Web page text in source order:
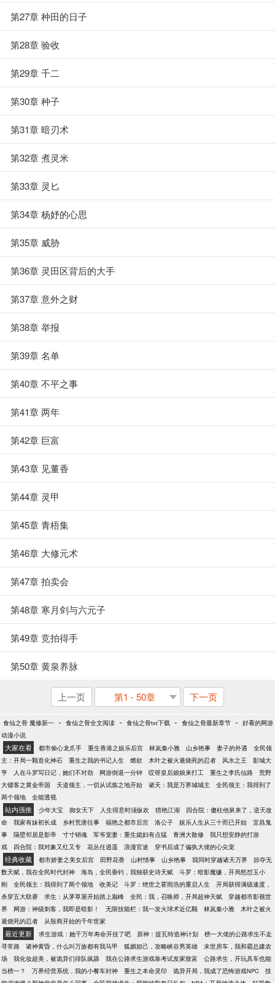
第27章 种田的日子
第28章 验收
第29章 千二
第30章 种子
第31章 暗刃术
第32章 煮灵米
第33章 灵匕
第34章 杨妤的心思
第35章 威胁
第36章 灵田区背后的大手
第37章 意外之财
第38章 举报
第39章 名单
第40章 不平之事
第41章 两年
第42章 巨富
第43章 见董香
第44章 灵甲
第45章 青梧集
第46章 大修元术
第47章 拍卖会
第48章 寒月剑与六元子
第49章 竞拍得手
第50章 黄泉养脉
上一页 第1 - 50章 下一页
食仙之骨 魔修新一 - 食仙之骨全文阅读 - 食仙之骨txt下载 - 食仙之骨最新章节 - 好看的网游
动漫小说
大家在看 都市偷心龙爪手 重生香港之娱乐后宫 林岚秦小雅 山乡艳事 妻子的外遇
全民领
主：开局一颗造化神石
重生之我的书记人生 燃欲 木叶之被火遁烧死的忍者 风水之王
影城大
亨
人在斗罗写日记，她们不对劲 网游倒退一分钟 哎呀皇后娘娘来打工 重生之李氏仙路
荒野
大镖客之黄金帝国
天道领主，一切从试炼之地开始 诸天：我是万界城城主
全民领主：我得到了
两个领地
全能透视
站内强推 少年大宝 御女天下 人生得意时须纵欢 猎艳江湖
四合院：傻柱他舅来了，逆天改
命
我家有妹初长成 乡村荒唐往事 福艳之都市后宫 洛公子 娱乐人生从三十而已开始
宜昌鬼
事
隔壁邻居是影帝 寸寸销魂 军爷宠妻：重生媳妇有点猛 青洲大散修
我只想安静的打游
戏
四合院：我对象又红又专 花丛任逍遥 浪漫官途 穿书后成了偏执大佬的心尖宠
经典收藏 都市娇妻之美女后宫 田野花香 山村情事 山乡艳事 我同时穿越诸天万界
掠夺无
数天赋，我在全民时代封神
海岛，全民垂钓，我独获史诗天赋
斗罗：暗影魔镰，开局怒怼玉小
刚
全民领主：我得到了两个领地 收美记 斗罗：绝世之霍雨浩的重启人生
开局获得满级速度，
杀穿五大联赛
求生：从茅草屋开始踏上巅峰 全民：我，召唤师，开局超神天赋
穿越都市影视世
界
网游：神级刺客，我即是暗影！ 无限技能栏：我一发火球术近亿颗 林岚秦小雅
木叶之被火
遁烧死的忍者
从殷商开始的千年世家
最近更新 求生游戏：她千万年寿命开挂了吧 原神：提瓦特造神计划
榜一大佬的公路求生不走
寻常路
诸神黄昏，什么叫万族都有我马甲 狐媚妲己，攻略峡谷男英雄
末世房车，我和霸总建农
场
我化妆超美，被诡异们排队疯舔 我在公路求生游戏靠考试发家致富
公路求生，开玩具车也能
当榜一？
万界经营系统，我的小餐车封神 重生之本命灵印 诡异开局，我成了恐怖游戏NPC
技